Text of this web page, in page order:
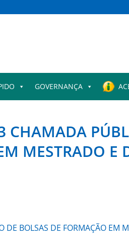
GOVERNANÇA
CHAMADA
MESTRADO
DE BOLSAS DE FORMAÇÃO EM